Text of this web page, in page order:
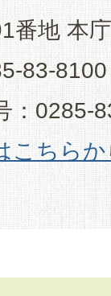
番地 本
83-8100
：0285-
こちら